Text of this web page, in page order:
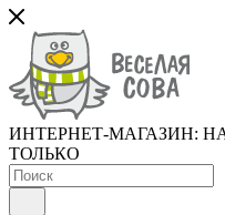
ИНТЕРНЕТ-МАГАЗИН:
ТОЛЬКО